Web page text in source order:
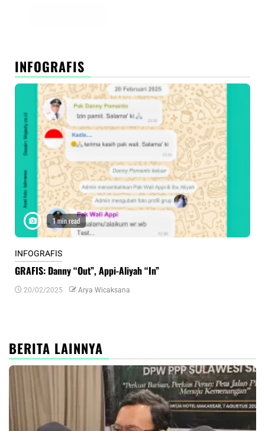
INFOGRAFIS
1 min read
INFOGRAFIS
GRAFIS: Danny “Out”, Appi-Aliyah “In”
20/02/2025 Arya Wicaksana
BERITA LAINNYA